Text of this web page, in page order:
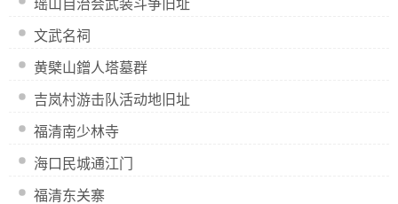
瑶山自治会武装斗争旧址
文武名祠
黄檗山鏳人塔墓群
吉岚村游击队活动地旧址
福清南少林寺
海口民城通江门
福清东关寨